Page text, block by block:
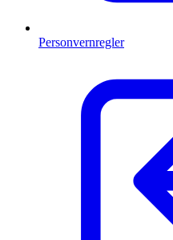
Personvernregler